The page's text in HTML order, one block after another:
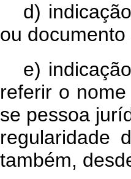
d)
ou
e)
referir o
se pessoa
regularidade
também,